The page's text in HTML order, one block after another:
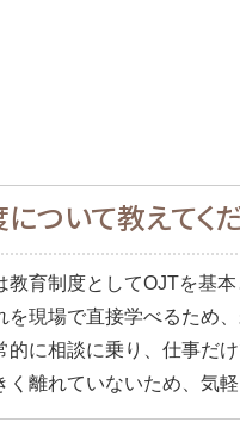
ついて教えてく
教育制度としてOJTを基
を現場で直接学べるため
的に相談に乗り、仕事だ
く離れていないため、気